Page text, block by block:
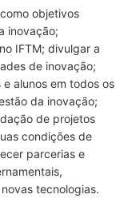
objetivos
inovação;
IFTM; divulgar a
de inovação;
alunos em todos os
da inovação;
de projetos
condições de
parcerias e
tecnologias.